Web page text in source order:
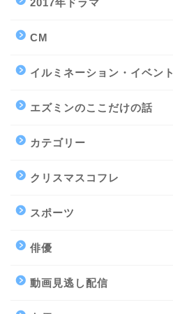
CM
イルミネーション・イベント
エズミンのここだけの話
カテゴリー
クリスマスコフレ
スポーツ
俳優
動画見逃し配信